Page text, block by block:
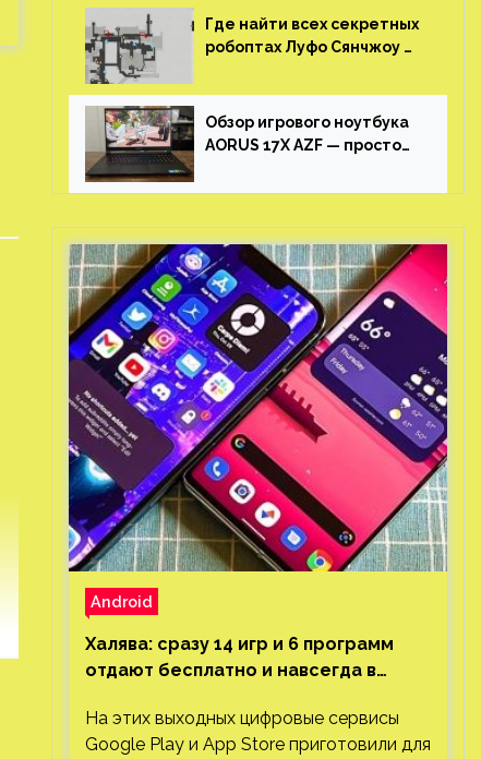
Где найти всех секретных
робоптах Луфо Сянчжоу в
Обзор игрового ноутбука
AORUS 17X AZF — просто
Android
Халява: сразу 14 игр и 6 программ
отдают бесплатно и навсегда в
с 1 млн загрузок
На этих выходных цифровые сервисы
Google Play и App Store приготовили для